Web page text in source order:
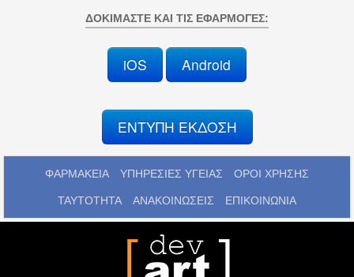
ΔΟΚΙΜΆΣΤΕ ΚΑΙ ΤΙΣ ΕΦΑΡΜΟΓΈΣ:
iOS Android
ΕΝΤΥΠΗ ΕΚΔΟΣΗ
ΦΑΡΜΑΚΕΙΑ ΥΠΗΡΕΣΙΕΣ ΥΓΕΙΑΣ ΟΡΟΙ ΧΡΗΣΗΣ
ΤΑΥΤΟΤΗΤΑ ΑΝΑΚΟΙΝΩΣΕΙΣ ΕΠΙΚΟΙΝΩΝΙΑ